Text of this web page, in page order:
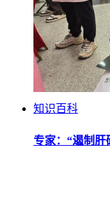
知识百科
专家：“遏制肝